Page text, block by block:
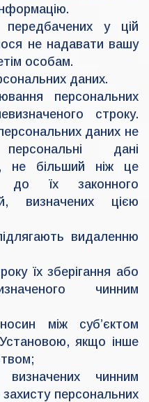
у цій
не надавати вашу
особам.
даних.
персональних
строку.
даних не
дані
не більший ніж це
до їх законного
визначених цією
видаленню
їх зберігання або
чинним
між суб’єктом
якщо інше
чинним
персональних